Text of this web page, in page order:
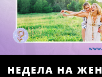
НЕДЕЛА НА